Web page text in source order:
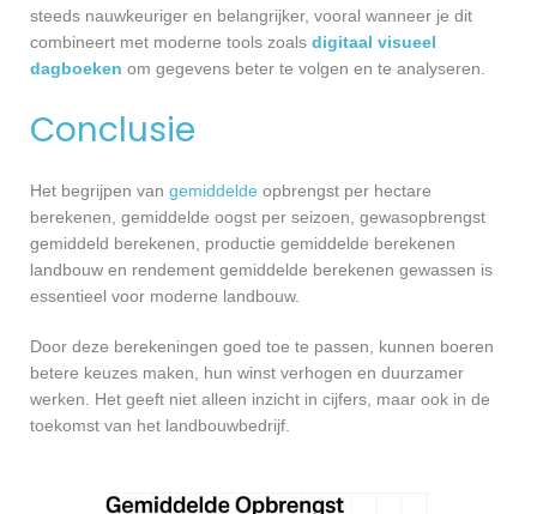
steeds nauwkeuriger en belangrijker, vooral wanneer je dit
combineert met moderne tools zoals digitaal visueel
dagboeken om gegevens beter te volgen en te analyseren.
Conclusie
Het begrijpen van gemiddelde opbrengst per hectare
berekenen, gemiddelde oogst per seizoen, gewasopbrengst
gemiddeld berekenen, productie gemiddelde berekenen
landbouw en rendement gemiddelde berekenen gewassen is
essentieel voor moderne landbouw.
Door deze berekeningen goed toe te passen, kunnen boeren
betere keuzes maken, hun winst verhogen en duurzamer
werken. Het geeft niet alleen inzicht in cijfers, maar ook in de
toekomst van het landbouwbedrijf.